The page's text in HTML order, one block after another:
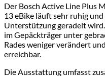
Der Bosch Active Line Plus
13 eBike läuft sehr ruhig
Unterstützung geradelt
im Gepäckträger unter
Rades weniger verändert
erreichbar.
Die Ausstattung umfasst